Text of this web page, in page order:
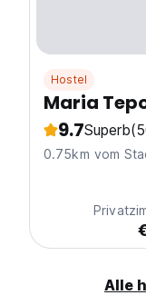
Hostel
Maria
9.7Superb
0.75km vom
Alle